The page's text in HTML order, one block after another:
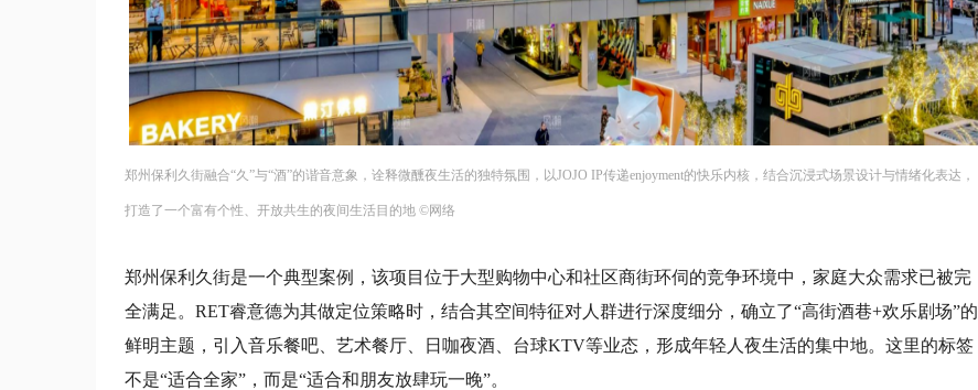
郑州保利久街融合“久”与“酒”的谐音意象，诠释微醺夜生活的独特氛围，以JOJO IP传递enjoyment的快乐内核，结合沉浸式场景设计与情绪化表达，
打造了一个富有个性、开放共生的夜间生活目的地 ©网络
郑州保利久街是一个典型案例，该项目位于大型购物中心和社区商街环伺的竞争环境中，家庭大众需求已被完
全满足。RET睿意德为其做定位策略时，结合其空间特征对人群进行深度细分，确立了“高街酒巷+欢乐剧场”的
鲜明主题，引入音乐餐吧、艺术餐厅、日咖夜酒、台球KTV等业态，形成年轻人夜生活的集中地。这里的标签
不是“适合全家”，而是“适合和朋友放肆玩一晚”。